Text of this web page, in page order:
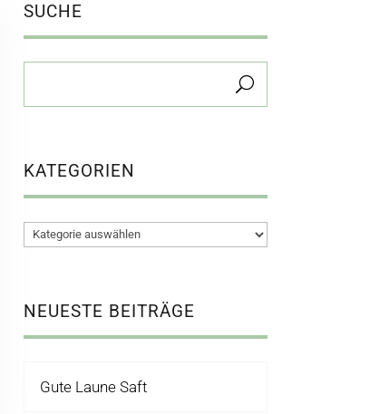
SUCHE
KATEGORIEN
Kategorien
NEUESTE BEITRÄGE
Gute Laune Saft